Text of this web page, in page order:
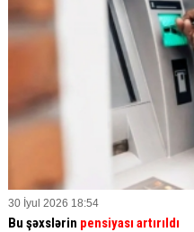
30 İyul 2026 18:54
Bu şəxslərin pensiyası artırıldı